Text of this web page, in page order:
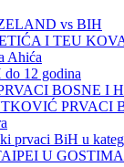
vs BIH
I TEU
Ahića
12 godina
BOSNE I
PRVACI
prvaci BiH u
U GOSTIMA